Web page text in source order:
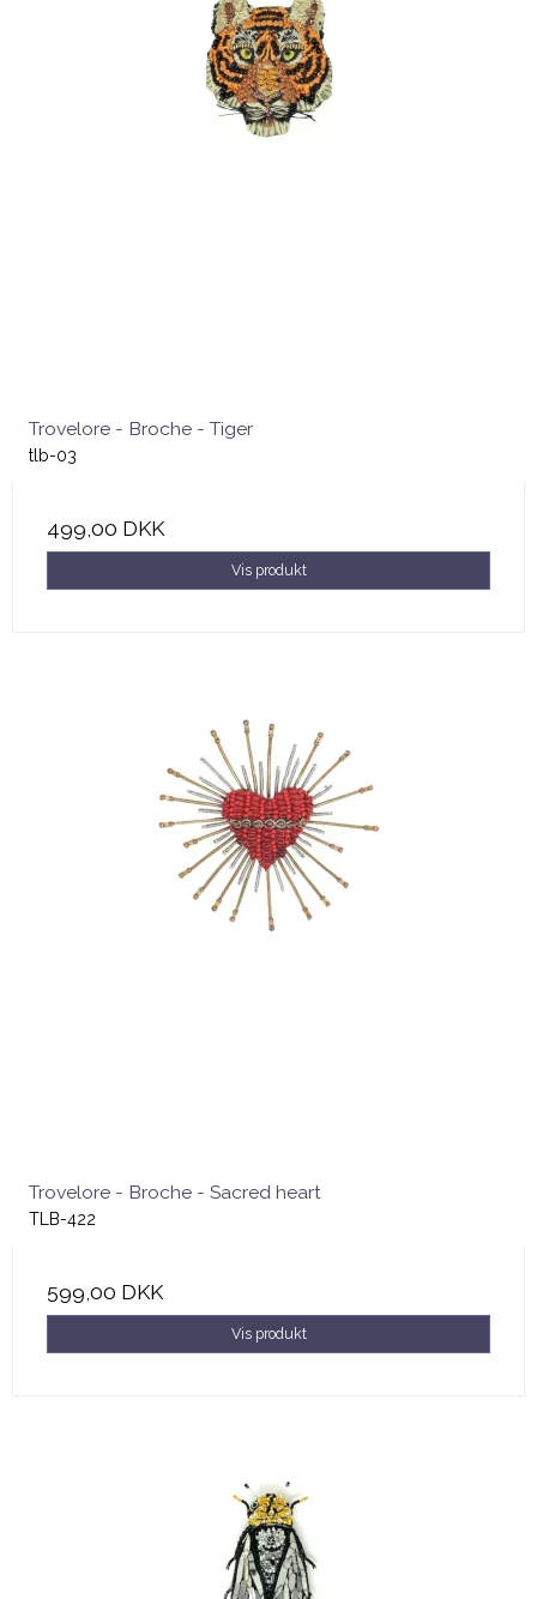
Trovelore - Broche - Tiger
tlb-03
499,00 DKK
Vis produkt
Trovelore - Broche - Sacred heart
TLB-422
599,00 DKK
Vis produkt